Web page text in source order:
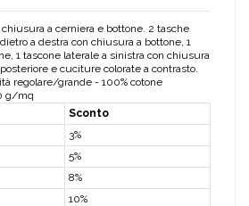
chiusura a cerniera e bottone. 2 tasche
a destra con chiusura a bottone, 1
1 tascone laterale a sinistra con chiusura
e cuciture colorate a contrasto.
regolare/grande - 100% cotone
g/mq
Sconto
3%
5%
8%
10%